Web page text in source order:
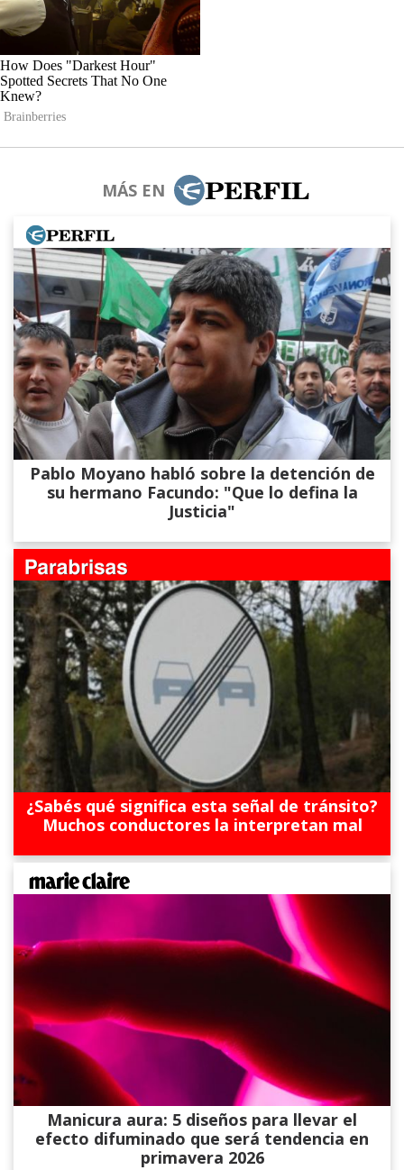
MÁS EN
Pablo Moyano habló sobre la detención de
su hermano Facundo: "Que lo defina la
Justicia"
¿Sabés qué significa esta señal de tránsito?
Muchos conductores la interpretan mal
Manicura aura: 5 diseños para llevar el
efecto difuminado que será tendencia en
primavera 2026